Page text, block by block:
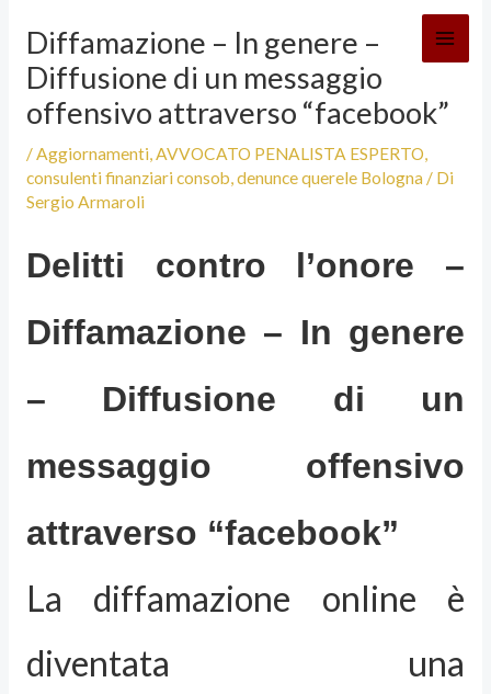
contenuto
Diffamazione – In genere –
Diffusione di un messaggio
offensivo attraverso “facebook”
/Aggiornamenti,AVVOCATO PENALISTA ESPERTO,
consulenti finanziari consob,denunce querele Bologna / Di
Sergio Armaroli
Delitti contro l’onore –
Diffamazione – In genere
– Diffusione di un
messaggio offensivo
attraverso “facebook”
La diffamazione online è
diventata una